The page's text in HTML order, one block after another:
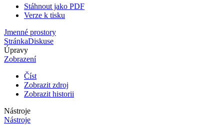
Stáhnout jako PDF
Verze k tisku
Jmenné prostory
StránkaDiskuse
Úpravy
Zobrazení
Číst
Zobrazit zdroj
Zobrazit historii
Nástroje
Nástroje